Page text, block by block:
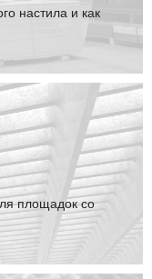
настила и как
площадок со